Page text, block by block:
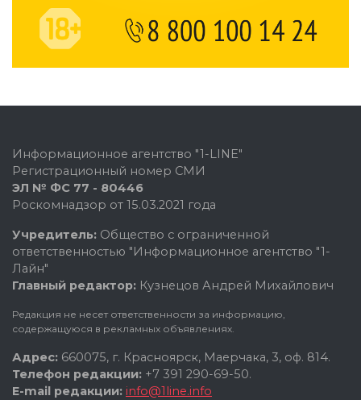
Информационное агентство "1-LINE"
Регистрационный номер СМИ
ЭЛ № ФС 77 - 80446
Роскомнадзор от 15.03.2021 года
Учредитель: Общество с ограниченной
ответственностью "Информационное агентство "1-
Лайн"
Главный редактор: Кузнецов Андрей Михайлович
Редакция не несет ответственности за информацию,
содержащуюся в рекламных объявлениях.
Адрес: 660075, г. Красноярск, Маерчака, 3, оф. 814.
Телефон редакции: +7 391 290-69-50.
E-mail редакции: info@1line.info